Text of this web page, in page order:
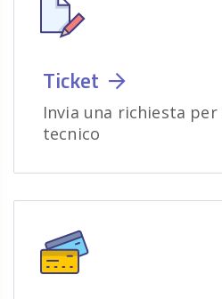
Ticket
Invia una richiesta
tecnico